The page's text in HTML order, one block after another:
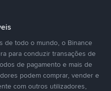
de todo o mundo, o Binance
para conduzir transações de
de pagamento e mais de
podem comprar, vender e
com outros utilizadores,